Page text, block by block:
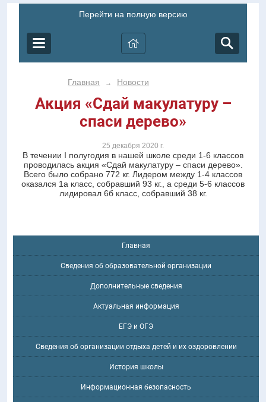
Перейти на полную версию
Главная → Новости
Акция «Сдай макулатуру –
спаси дерево»
25 декабря 2020 г.
В течении I полугодия в нашей школе среди 1-6 классов
проводилась акция «Сдай макулатуру – спаси дерево».
Всего было собрано 772 кг. Лидером между 1-4 классов
оказался 1а класс, собравший 93 кг., а среди 5-6 классов
лидировал 6б класс, собравший 38 кг.
Главная
Сведения об образовательной организации
Дополнительные сведения
Актуальная информация
ЕГЭ и ОГЭ
Сведения об организации отдыха детей и их оздоровлении
История школы
Информационная безопасность